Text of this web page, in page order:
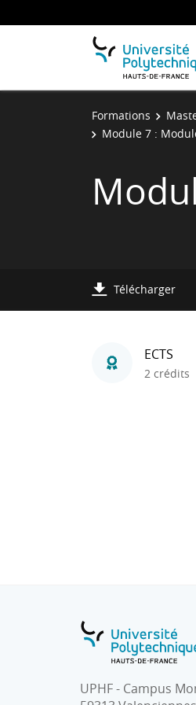
Formations
Module 7 :
Télécharger
ECTS
2 crédits
UPHF - Campus